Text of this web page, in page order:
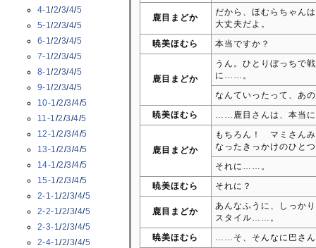
4-1/2/3/4/5
5-1/2/3/4/5
6-1/2/3/4/5
7-1/2/3/4/5
8-1/2/3/4/5
9-1/2/3/4/5
10-1 /2/3/4/5
11-1 /2/3/4/5
12-1 /2/3/4/5
13-1 /2/3/4/5
14-1 /2/3/4/5
15-1 /2/3/4/5
2-1-1/2/3/4/5
2-2-1/2/3/4/5
2-3-1/2/3/4/5
2-4-1/2/3/4/5
鹿目まどか
だから、ほむらちゃん
大丈夫だよ。
暁美ほむら
本当ですか？
鹿目まどか
うん。ひとりぼっちで
に……。
なんていったって、あ
暁美ほむら
……鹿目さんは、本当に
鹿目まどか
もちろん！ マミさんみ
なったきっかけのひと
それに……。
暁美ほむら
それに？
鹿目まどか
あんなふうに、しっか
スタイル……。
暁美ほむら
……そ、そんなに巴さ